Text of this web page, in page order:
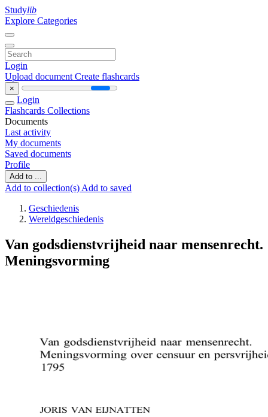
Studylib
Explore Categories
Login
Upload document Create flashcards
×
Login
Flashcards Collections
Documents
Last activity
My documents
Saved documents
Profile
Add to ...
Add to collection(s) Add to saved
Geschiedenis
Wereldgeschiedenis
Van godsdienstvrijheid naar mensenrecht.
Meningsvorming